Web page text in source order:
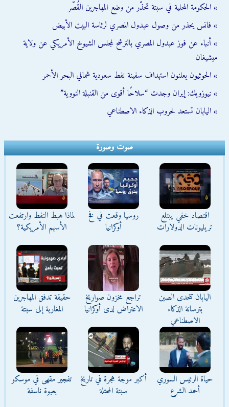
» الحكومة المحلية في سبتة تحذّر من وضع المهاجرين القُصّر
» فانس يحذر من وصول عبدول المصري لرئاسة البيت الأبيض
» أنباء عن فوز عبدول المصري بالترشح لمجلس الشيوخ الأمريكي عن ولاية
ميشيغان
» الحوثيون يعلنون استهداف سفينة نفط سعودية شمالي البحر الأحمر
» نيوزويك: إيران وجدت “سلاحًا أقوى من القنبلة النووية”
» اليابان تستعد لحروب الذكاء الاصطناعي
صوت وصورة
اقتصاد خفي يبتلع
تريليونات الدولارات
روسيا وقعت في فخ
أوكرانيا
لماذا هبط النفط وارتفعت
الأسهم الأمريكية؟
اليابان تتحدى الصين
بترسانة الذكاء
الاصطناعي
تراجع مخزون صواريخ
الاعتراض لدى أوكرانيا
حقيقة تدفق المهاجرين
المغاربة إلى سبتة
حياة الرئيس السوري
أحمد الشرع
أكبر موجة هجرة في تاريخ
سبتة المحتلة
تفجير مقهى في موسكو
بعبوة ناسفة